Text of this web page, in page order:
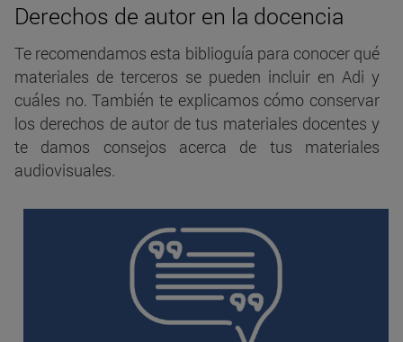
Derechos de autor en la docencia
Te recomendamos esta biblioguía para conocer qué
materiales de terceros se pueden incluir en Adi y
cuáles no. También te explicamos cómo conservar
los derechos de autor de tus materiales docentes y
te damos consejos acerca de tus materiales
audiovisuales.